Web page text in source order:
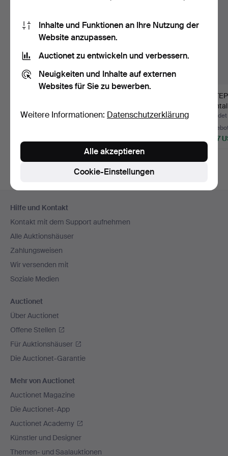
Teppich, Filz, "Ä…
Beendet 5. Nov 2022
Objekt
Passepartout, Fil…
Beendet 5. Nov 2022
Ausgewähltes
Objekt
Ein
46
1.587
Navigation
Hilfe und Kontakt
Kontakt mit dem Support aufnehmen
Alle Auktionshäuser
Zahlungsweisen
Wir versenden mit
Soziale Medien
Auctionet
Über Auctionet
Offene Stellen
Für Auktionshäuser
Die Auctionet-Garantie
Mehr von Auctionet
Auctionet Magazine
Die Auctionet-App
Auctionet Academy
Künstler und Designer
Themen- und Saalauktionen
Inhalte und Funktionen an Ihre Nutzung der
Website anzupassen.
Auctionet zu entwickeln und verbessern.
Neuigkeiten und Inhalte auf externen
Websites für Sie zu bewerben.
Weitere Informationen: Datenschutzerklärung
Cookie-Einstellungen
Alle akzeptieren